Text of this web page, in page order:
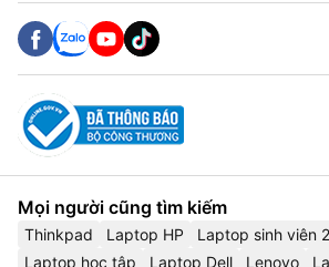
Mọi người cũng tìm kiếm
Thinkpad Laptop HP
Laptop sinh viên
Laptop học tập
Laptop Dell Lenovo